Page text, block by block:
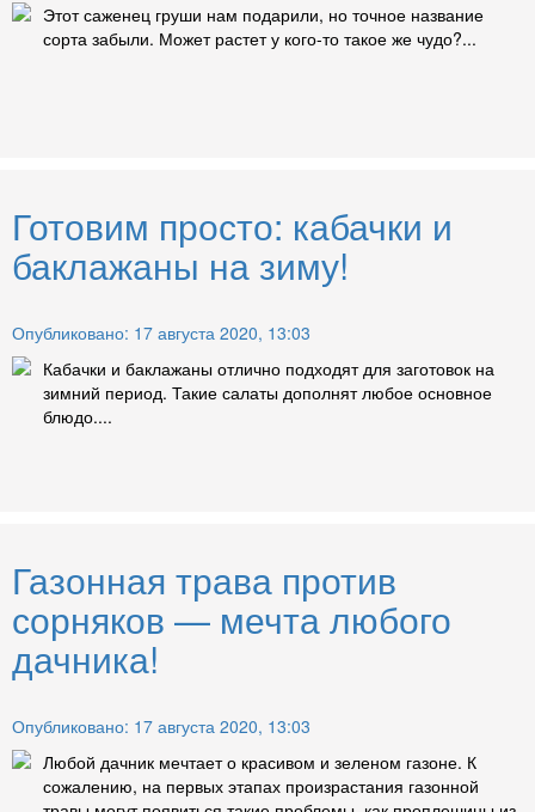
Этот саженец груши нам подарили, но точное название
сорта забыли. Может растет у кого-то такое же чудо?...
Готовим просто: кабачки и
баклажаны на зиму!
Опубликовано: 17 августа 2020, 13:03
Кабачки и баклажаны отлично подходят для заготовок на
зимний период. Такие салаты дополнят любое основное
блюдо....
Газонная трава против
сорняков — мечта любого
дачника!
Опубликовано: 17 августа 2020, 13:03
Любой дачник мечтает о красивом и зеленом газоне. К
сожалению, на первых этапах произрастания газонной